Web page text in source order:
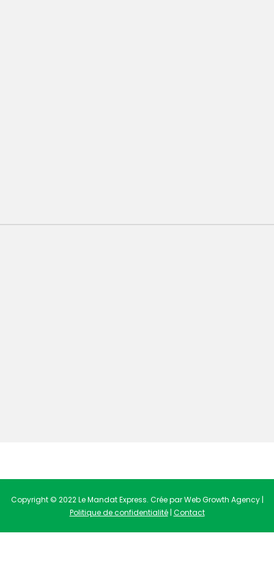
Copyright © 2022 Le Mandat Express. Crée par Web Growth Agency |
Politique de confidentialité| Contact